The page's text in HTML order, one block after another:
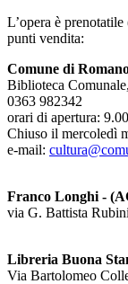
L’opera è
punti vendita:
Comune di
Biblioteca
0363 982342
orari di apertura:
Chiuso il mercoledì
e-mail:
Franco Longhi -
via G. Battista
Libreria Buona
Via Bartolomeo